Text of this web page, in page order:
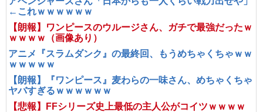
←これｗｗｗｗｗｗ
【朗報】ワンピースのウルージさん、ガチで最強だったｗ
ｗｗｗｗ（画像あり）
アニメ『スラムダンク』の最終回、もうめちゃくちゃｗｗ
ｗｗｗｗｗ
【朗報】『ワンピース』麦わらの一味さん、めちゃくちゃ
ヤバすぎるｗｗｗｗｗｗ
【悲報】FFシリーズ史上最低の主人公がコイツｗｗｗｗ